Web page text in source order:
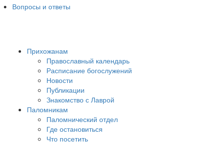
Вопросы и ответы
Прихожанам
Православный календарь
Расписание богослужений
Новости
Публикации
Знакомство с Лаврой
Паломникам
Паломнический отдел
Где остановиться
Что посетить